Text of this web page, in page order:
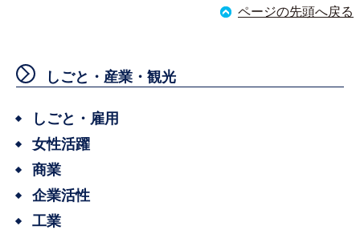
ページの先頭へ戻る
しごと・産業・観光
しごと・雇用
女性活躍
商業
企業活性
工業